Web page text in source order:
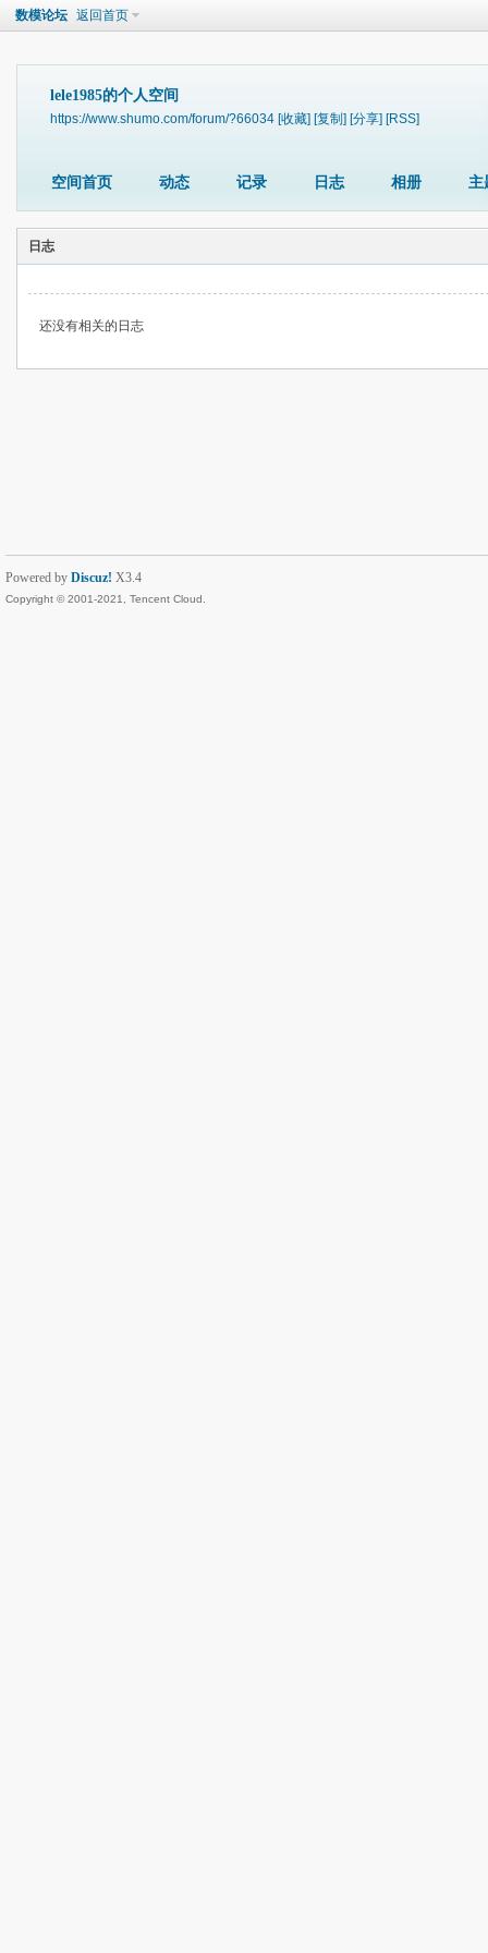
数模论坛 返回首页
lele1985的个人空间
https://www.shumo.com/forum/?66034 [收藏] [复制] [分享] [RSS]
空间首页 动态 记录 日志 相册 主
日志
还没有相关的日志
Powered by Discuz! X3.4
Copyright © 2001-2021, Tencent Cloud.